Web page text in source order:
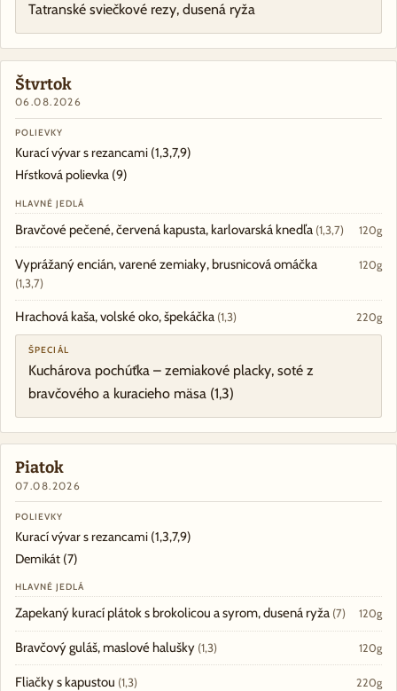
Tatranské sviečkové rezy, dusená ryža
Štvrtok
06.08.2026
POLIEVKY
Kurací vývar s rezancami (1,3,7,9)
Hŕstková polievka (9)
HLAVNÉ JEDLÁ
Bravčové pečené, červená kapusta, karlovarská knedľa (1,3,7) 120g
Vyprážaný encián, varené zemiaky, brusnicová omáčka
(1,3,7)
120g
Hrachová kaša, volské oko, špekáčka (1,3) 220g
ŠPECIÁL
Kuchárova pochúťka – zemiakové placky, soté z
bravčového a kuracieho mäsa (1,3)
Piatok
07.08.2026
POLIEVKY
Kurací vývar s rezancami (1,3,7,9)
Demikát (7)
HLAVNÉ JEDLÁ
Zapekaný kurací plátok s brokolicou a syrom, dusená ryža (7) 120g
Bravčový guláš, maslové halušky (1,3) 120g
Fliačky s kapustou (1,3) 220g